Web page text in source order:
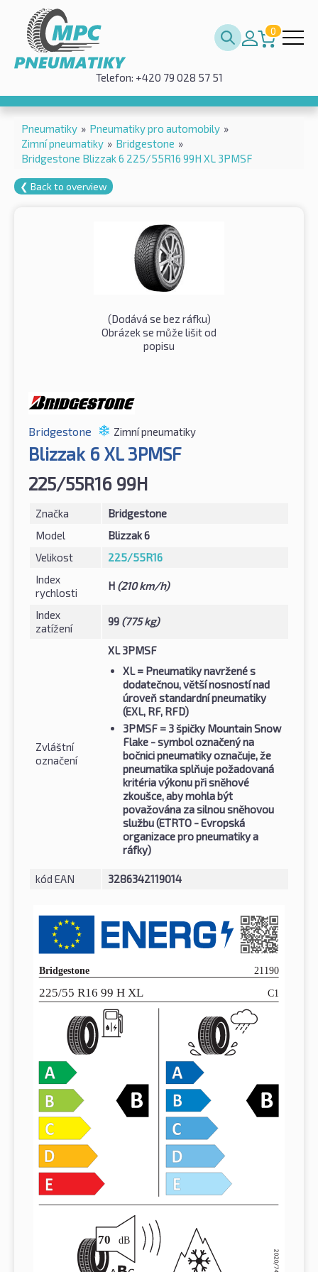
0
Telefon: +420 79 028 57 51
Pneumatiky » Pneumatiky pro automobily »
Zimní pneumatiky » Bridgestone »
Bridgestone Blizzak 6 225/55R16 99H XL 3PMSF
❮ Back to overview
(Dodává se bez ráfku)
Obrázek se může lišit od
popisu
Bridgestone Zimní pneumatiky
Blizzak 6 XL 3PMSF
225/55R16 99H
Značka
Bridgestone
Model
Blizzak 6
Velikost
225/55R16
Index
rychlosti
H (210 km/h)
Index
zatížení
99 (775 kg)
Zvláštní
označení
XL 3PMSF
XL= Pneumatiky navržené s
dodatečnou, větší nosností nad
úroveň standardní pneumatiky
(EXL, RF, RFD)
3PMSF = 3 špičky Mountain Snow
Flake - symbol označený na
bočnici pneumatiky označuje, že
pneumatika splňuje požadovaná
kritéria výkonu při sněhové
zkoušce, aby mohla být
považována za silnou sněhovou
službu (ETRTO - Evropská
organizace pro pneumatiky a
ráfky)
kód EAN 3286342119014